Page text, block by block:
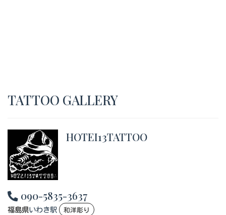
TATTOO GALLERY
HOTEI13TATTOO
090-5835-3637
福島県いわき駅 和洋彫り